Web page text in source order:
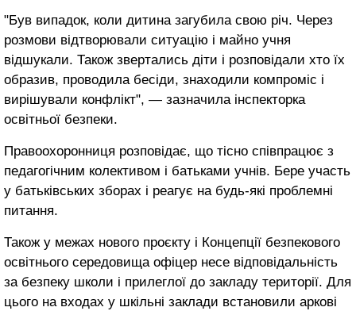
"Був випадок, коли дитина загубила свою річ. Через
розмови відтворювали ситуацію і майно учня
відшукали. Також звертались діти і розповідали хто їх
образив, проводила бесіди, знаходили компроміс і
вирішували конфлікт", — зазначила інспекторка
освітньої безпеки.
Правоохоронниця розповідає, що тісно співпрацює з
педагогічним колективом і батьками учнів. Бере участь
у батьківських зборах і реагує на будь-які проблемні
питання.
Також у межах нового проєкту і Концепції безпекового
освітнього середовища офіцер несе відповідальність
за безпеку школи і прилеглої до закладу території. Для
цього на входах у шкільні заклади встановили аркові